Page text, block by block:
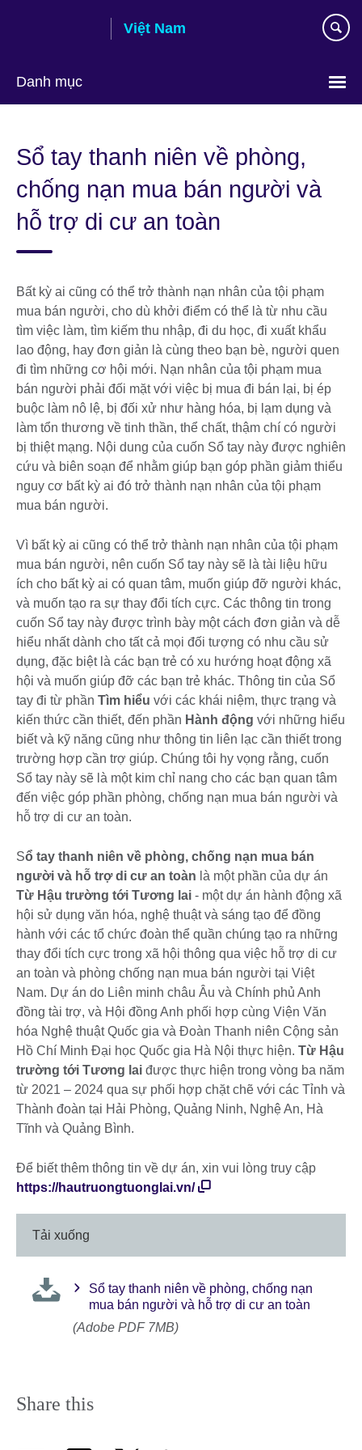
Việt Nam
Danh mục
language
Sổ tay thanh niên về phòng,
chống nạn mua bán người và
hỗ trợ di cư an toàn
Bất kỳ ai cũng có thể trở thành nạn nhân của tội phạm
mua bán người, cho dù khởi điểm có thể là từ nhu cầu
tìm việc làm, tìm kiếm thu nhập, đi du học, đi xuất khẩu
lao động, hay đơn giản là cùng theo bạn bè, người quen
đi tìm những cơ hội mới. Nạn nhân của tội phạm mua
bán người phải đối mặt với việc bị mua đi bán lại, bị ép
buộc làm nô lệ, bị đối xử như hàng hóa, bị lạm dụng và
làm tổn thương về tinh thần, thể chất, thậm chí có người
bị thiệt mạng. Nội dung của cuốn Sổ tay này được nghiên
cứu và biên soạn để nhằm giúp bạn góp phần giảm thiểu
nguy cơ bất kỳ ai đó trở thành nạn nhân của tội phạm
mua bán người.
Vì bất kỳ ai cũng có thể trở thành nạn nhân của tội phạm
mua bán người, nên cuốn Sổ tay này sẽ là tài liệu hữu
ích cho bất kỳ ai có quan tâm, muốn giúp đỡ người khác,
và muốn tạo ra sự thay đổi tích cực. Các thông tin trong
cuốn Sổ tay này được trình bày một cách đơn giản và dễ
hiểu nhất dành cho tất cả mọi đối tượng có nhu cầu sử
dụng, đặc biệt là các bạn trẻ có xu hướng hoạt động xã
hội và muốn giúp đỡ các bạn trẻ khác. Thông tin của Sổ
tay đi từ phần Tìm hiểu với các khái niệm, thực trạng và
kiến thức cần thiết, đến phần Hành động với những hiểu
biết và kỹ năng cũng như thông tin liên lạc cần thiết trong
trường hợp cần trợ giúp. Chúng tôi hy vọng rằng, cuốn
Sổ tay này sẽ là một kim chỉ nang cho các bạn quan tâm
đến việc góp phần phòng, chống nạn mua bán người và
hỗ trợ di cư an toàn.
Sổ tay thanh niên về phòng, chống nạn mua bán
người và hỗ trợ di cư an toàn là một phần của dự án
Từ Hậu trường tới Tương lai - một dự án hành động xã
hội sử dụng văn hóa, nghệ thuật và sáng tạo để đồng
hành với các tổ chức đoàn thể quần chúng tạo ra những
thay đổi tích cực trong xã hội thông qua việc hỗ trợ di cư
an toàn và phòng chống nạn mua bán người tại Việt
Nam. Dự án do Liên minh châu Âu và Chính phủ Anh
đồng tài trợ, và Hội đồng Anh phối hợp cùng Viện Văn
hóa Nghệ thuật Quốc gia và Đoàn Thanh niên Cộng sản
Hồ Chí Minh Đại học Quốc gia Hà Nội thực hiện. Từ Hậu
trường tới Tương lai được thực hiện trong vòng ba năm
từ 2021 – 2024 qua sự phối hợp chặt chẽ với các Tỉnh và
Thành đoàn tại Hải Phòng, Quảng Ninh, Nghệ An, Hà
Tĩnh và Quảng Bình.
Để biết thêm thông tin về dự án, xin vui lòng truy cập
https://hautruongtuonglai.vn/
Tải xuống
Sổ tay thanh niên về phòng, chống nạn
mua bán người và hỗ trợ di cư an toàn
(Adobe PDF 7MB)
Share this